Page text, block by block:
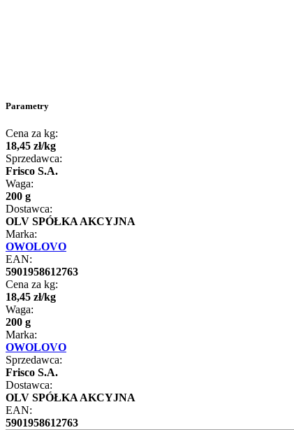
Parametry
Cena za kg:
18,45 zł/kg
Sprzedawca:
Frisco S.A.
Waga:
200 g
Dostawca:
OLV SPÓŁKA AKCYJNA
Marka:
OWOLOVO
EAN:
5901958612763
Cena za kg:
18,45 zł/kg
Waga:
200 g
Marka:
OWOLOVO
Sprzedawca:
Frisco S.A.
Dostawca:
OLV SPÓŁKA AKCYJNA
EAN:
5901958612763